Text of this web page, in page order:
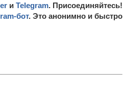
и Telegram. Присоединяйтесь!
бот. Это анонимно и быстро